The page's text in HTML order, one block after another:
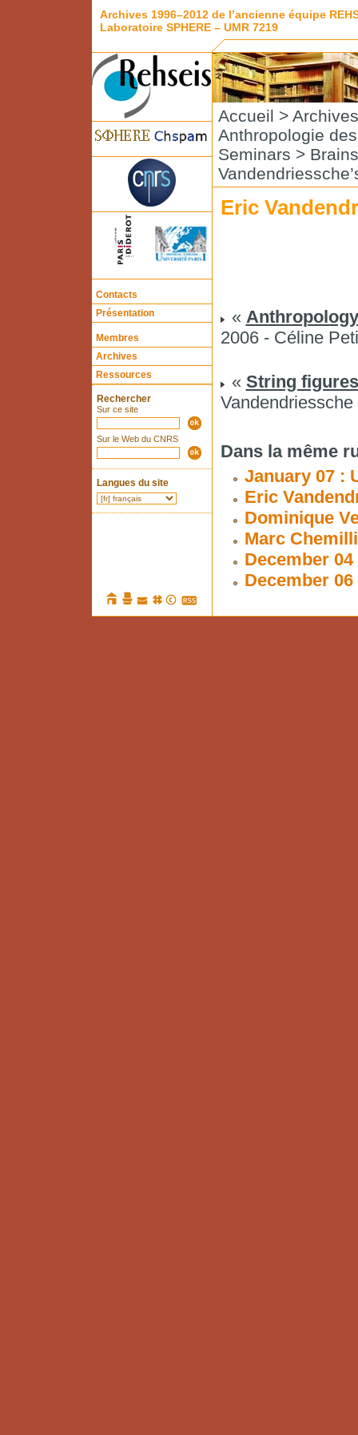
Archives 1996–2012 de l’ancienne équipe
Laboratoire SPHERE – UMR 7219
Contacts
Présentation
Membres
Archives
Ressources
Rechercher
Sur ce site
Sur le Web du CNRS
Langues du site
Accueil > Archives
Anthropologie
Seminars >
Eric
«
2006 - Céline
« String
Vandendriessche
Dans la même
January 07 :
Eric
Dominique
Marc
December
December